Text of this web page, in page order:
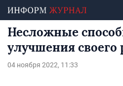
Несложные
улучшения своего
04 ноября 2022, 11:33